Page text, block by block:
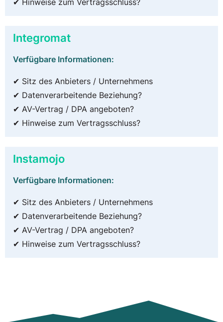
✔ Hinweise zum Vertragsschluss?
Integromat
Verfügbare Informationen:
✔ Sitz des Anbieters / Unternehmens
✔ Datenverarbeitende Beziehung?
✔ AV-Vertrag / DPA angeboten?
✔ Hinweise zum Vertragsschluss?
Instamojo
Verfügbare Informationen:
✔ Sitz des Anbieters / Unternehmens
✔ Datenverarbeitende Beziehung?
✔ AV-Vertrag / DPA angeboten?
✔ Hinweise zum Vertragsschluss?